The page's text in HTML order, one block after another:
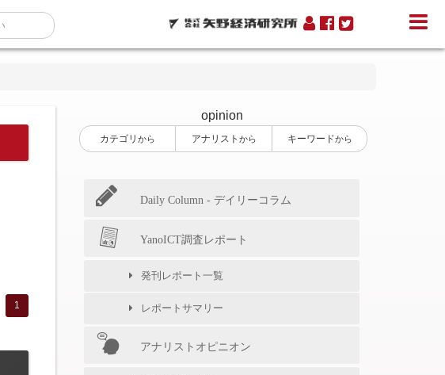
opinion
1
カテゴリ から アナリスト から キーワードから
Daily Column - デイリーコラム
YanoICT調査レポート
発刊レポート一覧
レポートサマリー
アナリストオピニオン